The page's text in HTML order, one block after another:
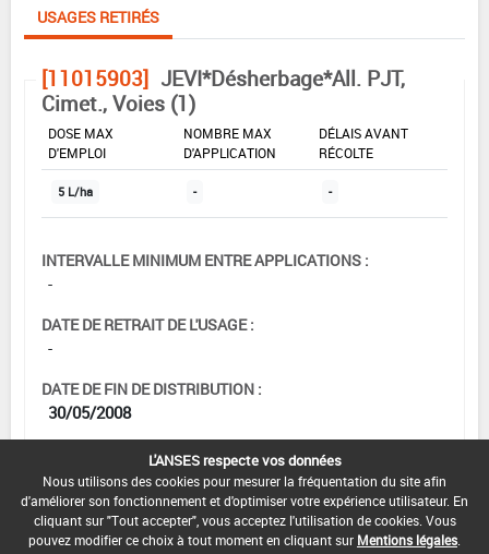
USAGES RETIRÉS
[11015903] JEVI*Désherbage*All. PJT,
Cimet., Voies (1)
DOSE MAX
D'EMPLOI
NOMBRE MAX
D'APPLICATION
DÉLAIS AVANT
RÉCOLTE
5 L/ha - -
INTERVALLE MINIMUM ENTRE APPLICATIONS :
-
DATE DE RETRAIT DE L'USAGE :
-
DATE DE FIN DE DISTRIBUTION :
30/05/2008
DATE DE FIN D'UTILISATION :
13/12/2008
L'ANSES respecte vos données
Nous utilisons des cookies pour mesurer la fréquentation du site afin
d'améliorer son fonctionnement et d'optimiser votre expérience utilisateur. En
cliquant sur "Tout accepter", vous acceptez l'utilisation de cookies. Vous
pouvez modifier ce choix à tout moment en cliquant sur Mentions légales